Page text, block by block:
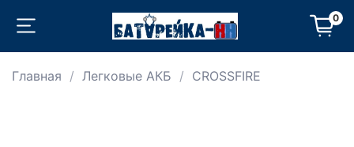
0
Главная Легковые АКБ CROSSFIRE